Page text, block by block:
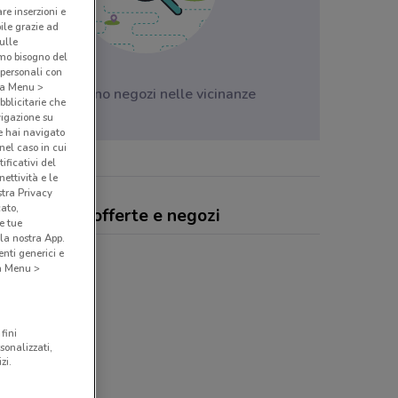
Non ci sono negozi nelle vicinanze
Tende, offerte e negozi
inserzioni e
grazie ad
bisogno del
con
Menu >
che
su
hai navigato
caso in cui
del
e le
Privacy
tue
nostra App.
generici e
Menu >
fini